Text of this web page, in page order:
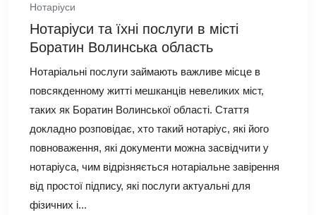
Нотаріуси
Нотаріуси та їхні послуги в місті
Боратин Волинська область
Нотаріальні послуги займають важливе місце в
повсякденному житті мешканців невеликих міст,
таких як Боратин Волинської області. Стаття
докладно розповідає, хто такий нотаріус, які його
повноваження, які документи можна засвідчити у
нотаріуса, чим відрізняється нотаріальне завірення
від простої підпису, які послуги актуальні для
фізичних і...